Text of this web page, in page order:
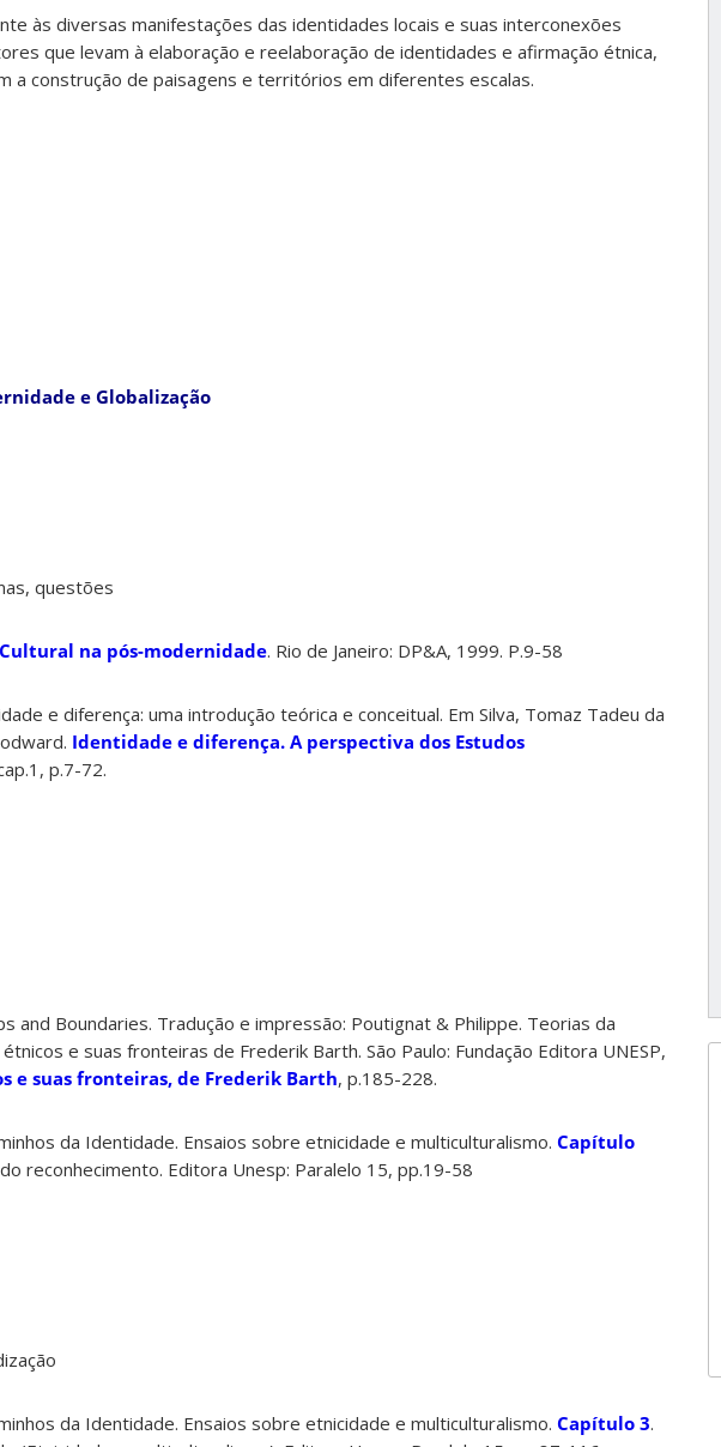
às diversas manifestações das identidades locais e suas interconexões
que levam à elaboração e reelaboração de identidades e afirmação étnica,
a construção de paisagens e territórios em diferentes escalas.
e Globalização
questões
na pós-modernidade. Rio de Janeiro: DP&A, 1999. P.9-58
e diferença: uma introdução teórica e conceitual. Em Silva, Tomaz Tadeu da
Identidade e diferença. A perspectiva dos Estudos
p.7-72.
and Boundaries. Tradução e impressão: Poutignat & Philippe. Teorias da
e suas fronteiras de Frederik Barth. São Paulo: Fundação Editora UNESP,
e suas fronteiras, de Frederik Barth, p.185-228.
da Identidade. Ensaios sobre etnicidade e multiculturalismo. Capítulo
reconhecimento. Editora Unesp: Paralelo 15, pp.19-58
da Identidade. Ensaios sobre etnicidade e multiculturalismo. Capítulo 3.